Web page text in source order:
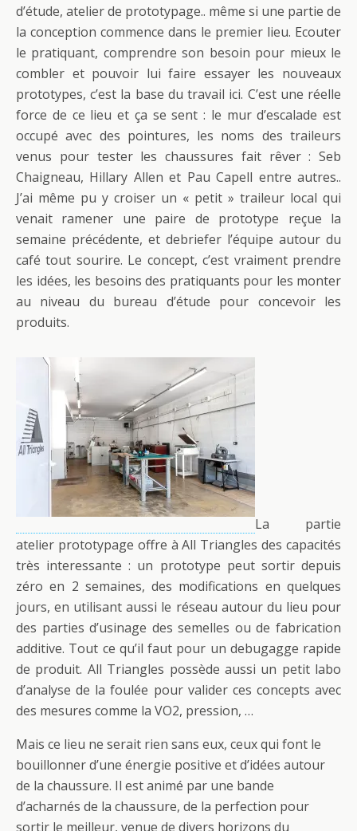
d’étude, atelier de prototypage.. même si une partie de
la conception commence dans le premier lieu. Ecouter
le pratiquant, comprendre son besoin pour mieux le
combler et pouvoir lui faire essayer les nouveaux
prototypes, c’est la base du travail ici. C’est une réelle
force de ce lieu et ça se sent : le mur d’escalade est
occupé avec des pointures, les noms des traileurs
venus pour tester les chaussures fait rêver : Seb
Chaigneau, Hillary Allen et Pau Capell entre autres..
J’ai même pu y croiser un « petit » traileur local qui
venait ramener une paire de prototype reçue la
semaine précédente, et debriefer l’équipe autour du
café tout sourire. Le concept, c’est vraiment prendre
les idées, les besoins des pratiquants pour les monter
au niveau du bureau d’étude pour concevoir les
produits.
La partie
atelier prototypage offre à All Triangles des capacités
très interessante : un prototype peut sortir depuis
zéro en 2 semaines, des modifications en quelques
jours, en utilisant aussi le réseau autour du lieu pour
des parties d’usinage des semelles ou de fabrication
additive. Tout ce qu’il faut pour un debugagge rapide
de produit. All Triangles possède aussi un petit labo
d’analyse de la foulée pour valider ces concepts avec
des mesures comme la VO2, pression, …
Mais ce lieu ne serait rien sans eux, ceux qui font le
bouillonner d’une énergie positive et d’idées autour
de la chaussure. Il est animé par une bande
d’acharnés de la chaussure, de la perfection pour
sortir le meilleur, venue de divers horizons du